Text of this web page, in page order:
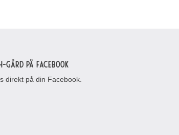
på Facebook
direkt på din Facebook.